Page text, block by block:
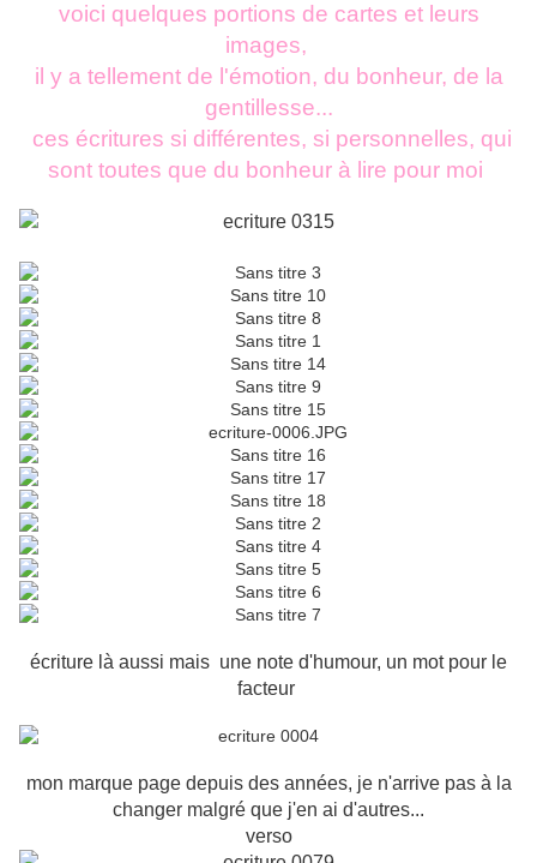
voici quelques portions de cartes et leurs
images,
il y a tellement de l'émotion, du bonheur, de la
gentillesse...
ces écritures si différentes, si personnelles, qui
sont toutes que du bonheur à lire pour moi
écriture là aussi mais une note d'humour, un mot pour le
facteur
mon marque page depuis des années, je n'arrive pas à la
changer malgré que j'en ai d'autres...
verso